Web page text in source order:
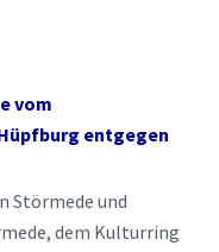
vom
entgegen
Störmede und
dem Kulturring